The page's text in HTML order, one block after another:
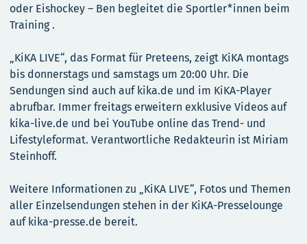
oder Eishockey – Ben begleitet die Sportler*innen beim
Training .
„KiKA LIVE“, das Format für Preteens, zeigt KiKA montags
bis donnerstags und samstags um 20:00 Uhr. Die
Sendungen sind auch auf kika.de und im KiKA-Player
abrufbar. Immer freitags erweitern exklusive Videos auf
kika-live.de und bei YouTube online das Trend- und
Lifestyleformat. Verantwortliche Redakteurin ist Miriam
Steinhoff.
Weitere Informationen zu „KiKA LIVE“, Fotos und Themen
aller Einzelsendungen stehen in der KiKA-Presselounge
auf kika-presse.de bereit.